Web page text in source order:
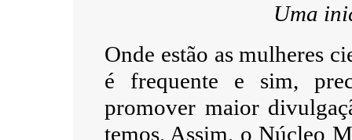
Uma
Onde estão as mulheres
é frequente e sim,
promover maior
temos. Assim, o Núcleo